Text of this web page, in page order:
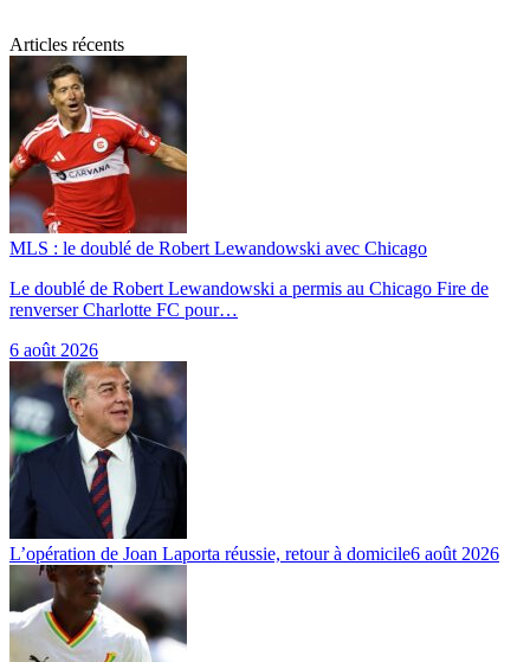
Articles récents
MLS : le doublé de Robert Lewandowski avec Chicago
Le doublé de Robert Lewandowski a permis au Chicago Fire de
renverser Charlotte FC pour…
6 août 2026
L’opération de Joan Laporta réussie, retour à domicile6 août 2026